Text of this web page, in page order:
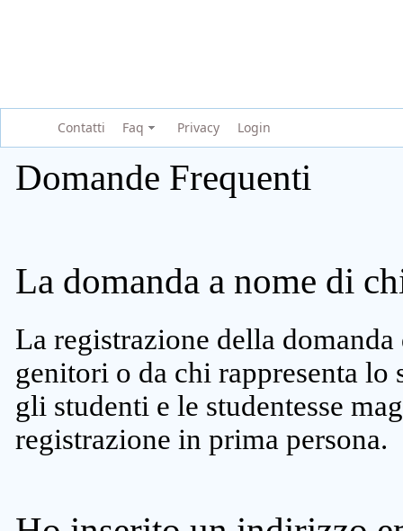
Contatti Faq Privacy Login
Domande Frequenti
La domanda a nome di
La registrazione della
genitori o da chi rappresenta lo
gli studenti e le studentesse
registrazione in prima persona.